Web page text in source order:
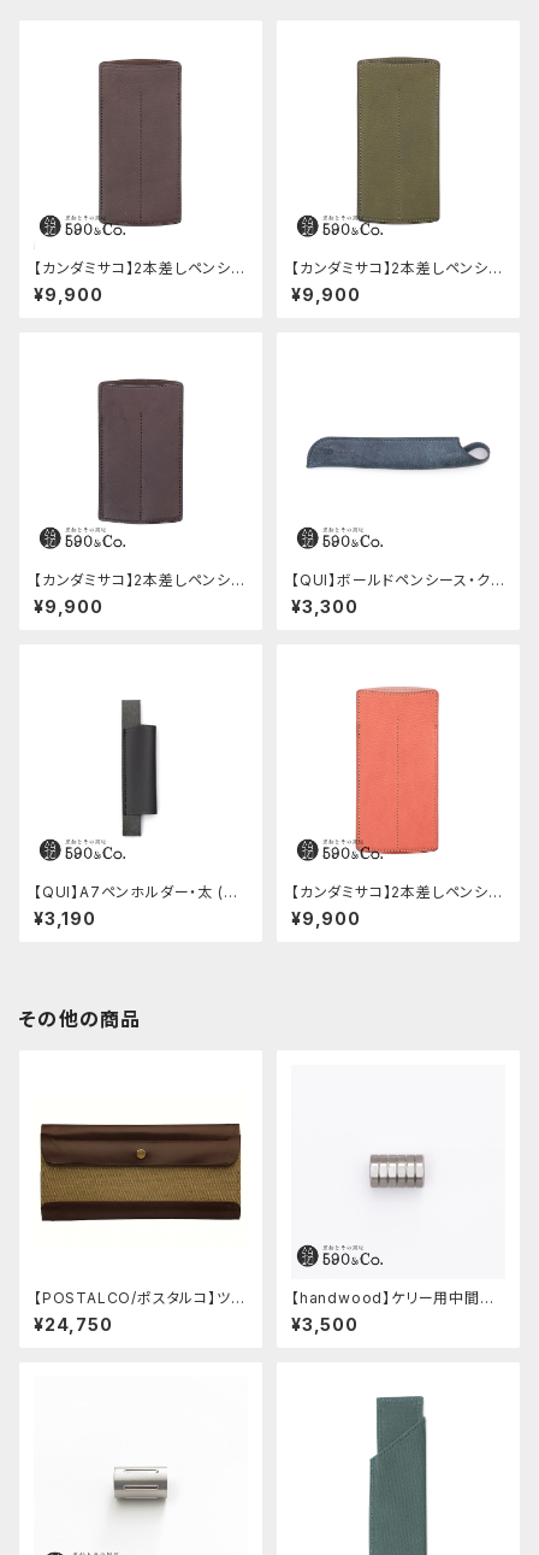
【カンダミサコ】2本差しペンシー
ス・ミネルバボックス (カスター
ニョ)
¥9,900
【カンダミサコ】2本差しペンシー
ス・ミネルバボックス (オリーバ)
¥9,900
【カンダミサコ】2本差しペンシー
ス・ショート用 ミネルバボックス
(カスターニョ)
¥9,900
【QUI】ボールドペンシース・ク
ードゥー (ブルー)
¥3,300
【QUI】A7ペンホルダー・太 (ブ
ラック)
¥3,190
【カンダミサコ】2本差しペンシー
ス・ミネルバボックス (ローズア
ンティコ)
¥9,900
その他の商品
【POSTALCO/ポスタルコ】ツー
ルボックス (Olive Green)
¥24,750
【handwood】ケリー用中間パ
ーツ/カスタムグリップ (八角形/
ステンレス)
¥3,500